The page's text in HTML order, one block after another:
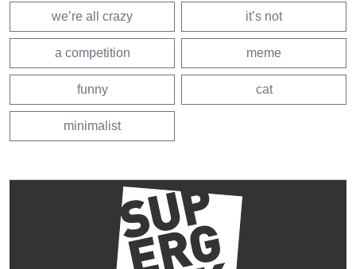
we’re all crazy it’s not
a competition meme
funny cat
minimalist